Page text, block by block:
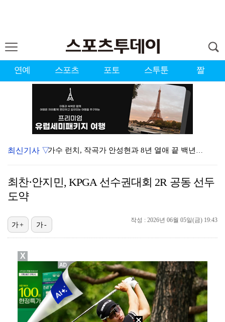
연예 스포츠 포토 스투툰 짤
가수 런치, 작곡가 안성현과 8년 열애 끝 백년가약…결…
변우석, 아이유 생일 맞아 특별 주문 제작 케이크 선물…
던, 3년 만에 신곡→솔직 심경 고백 "이제는 있는 그…
[ST포토] 차준환, 화려한 아이스쇼
[ST포토] 차준환, 심장이 뛰는 연기
[ST포토] 차준환, 아이돌급 미남
[ST포토] 차준환, 피겨왕자가 연기하는 성진우
최신기사 ▽
최찬·안지민, KPGA 선수권대회 2R 공동 선두
도약
작성 : 2026년 06월 05일(금) 19:43
가+ 가-
X